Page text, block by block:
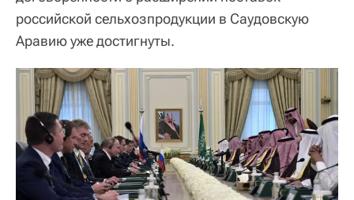
российской сельхозпродукции в Саудовскую
Аравию уже достигнуты.